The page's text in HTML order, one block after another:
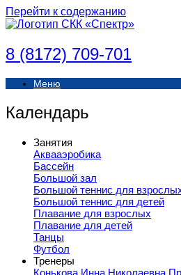
Перейти к содержанию
8 (8172) 709-701
Меню
Календарь
Занятия
Аквааэробика
Бассейн
Большой зал
Большой теннис для
Большой теннис для детей
Плавание для взрослых
Плавание для детей
Танцы
Футбол
Тренеры
Конькова Инна Николаевна